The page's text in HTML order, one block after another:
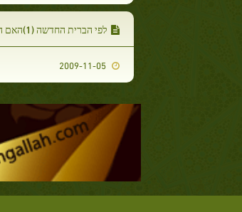
לפי הברית החדשה (1)האם הנצרות קוראת למלחמה יו
2009-11-05